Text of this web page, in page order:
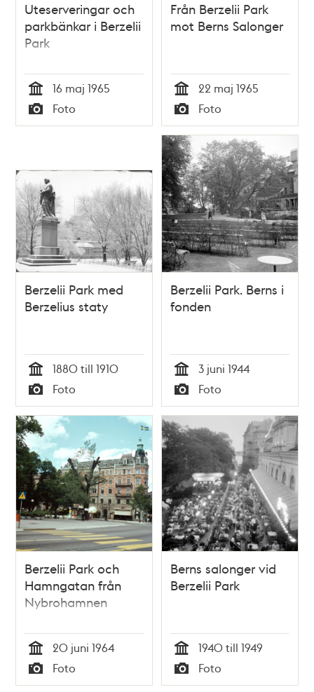
Uteserveringar och
parkbänkar i Berzelii
Park
Tid
16 maj 1965
Typ
Foto
Från Berzelii Park
mot Berns Salonger
Tid
22 maj 1965
Typ
Foto
Berzelii Park med
Berzelius staty
Tid
1880 till 1910
Typ
Foto
Berzelii Park. Berns i
fonden
Tid
3 juni 1944
Typ
Foto
Berzelii Park och
Hamngatan från
Nybrohamnen
Tid
20 juni 1964
Typ
Foto
Berns salonger vid
Berzelii Park
Tid
1940 till 1949
Typ
Foto